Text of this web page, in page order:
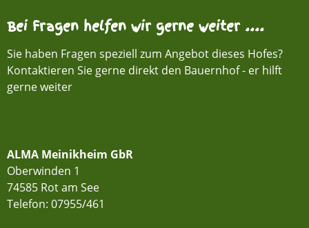
Bei Fragen helfen wir gerne weiter ....
Sie haben Fragen speziell zum Angebot dieses Hofes?
Kontaktieren Sie gerne direkt den Bauernhof - er hilft
gerne weiter
ALMA Meinikheim GbR
Oberwinden 1
74585 Rot am See
Telefon: 07955/461